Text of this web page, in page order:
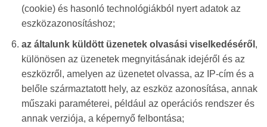
(cookie) és hasonló technológiákból nyert adatok az
eszközazonosításhoz;
az általunk küldött üzenetek olvasási viselkedéséről ,
különösen az üzenetek megnyitásának idejéről és az
eszközről, amelyen az üzenetet olvassa, az IP-cím és a
belőle származtatott hely, az eszköz azonosítása, annak
műszaki paraméterei, például az operációs rendszer és
annak verziója, a képernyő felbontása;